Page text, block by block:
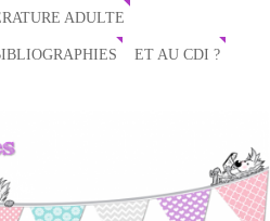
ADULTE
ET AU CDI ?